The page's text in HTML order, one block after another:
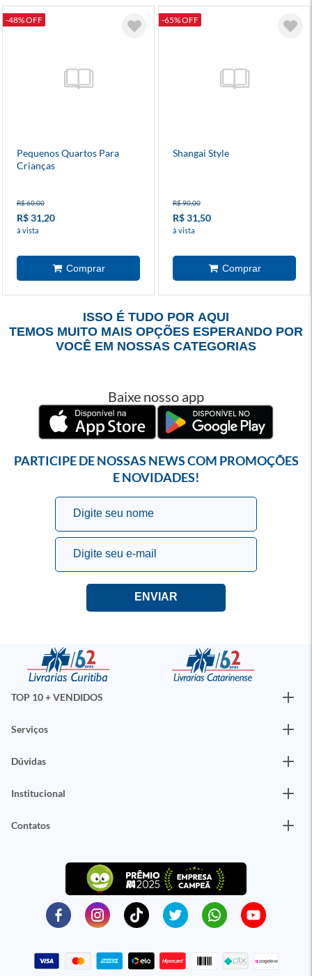
-48% OFF
Pequenos Quartos Para
Crianças
R$ 60,00
R$ 31,20
à vista
-65% OFF
Shangai Style
R$ 90,00
R$ 31,50
à vista
ISSO É TUDO POR AQUI
TEMOS MUITO MAIS OPÇÕES ESPERANDO POR
VOCÊ EM NOSSAS CATEGORIAS
Baixe nosso app
PARTICIPE DE NOSSAS NEWS COM PROMOÇÕES
E NOVIDADES!
TOP 10 + VENDIDOS
Serviços
Dúvidas
Institucional
Contatos